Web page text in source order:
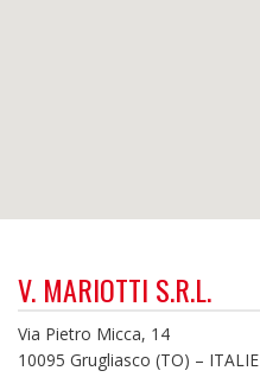
V. MARIOTTI S.R.L.
Via Pietro Micca, 14
10095 Grugliasco (TO) – I​TALIE